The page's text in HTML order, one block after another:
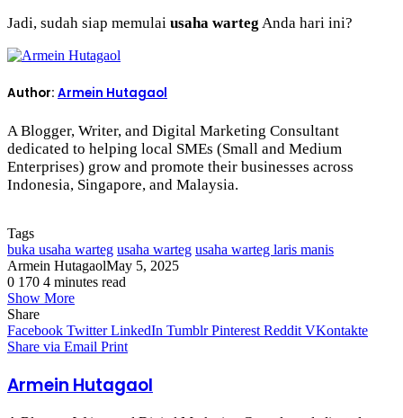
Jadi, sudah siap memulai usaha warteg Anda hari ini?
Author: Armein Hutagaol
A Blogger, Writer, and Digital Marketing Consultant
dedicated to helping local SMEs (Small and Medium
Enterprises) grow and promote their businesses across
Indonesia, Singapore, and Malaysia.
Tags
buka usaha warteg usaha warteg usaha warteg laris manis
Armein HutagaolMay 5, 2025
0 170 4 minutes read
Show More
Share
Facebook Twitter LinkedIn Tumblr Pinterest Reddit VKontakte
Share via Email Print
Armein Hutagaol